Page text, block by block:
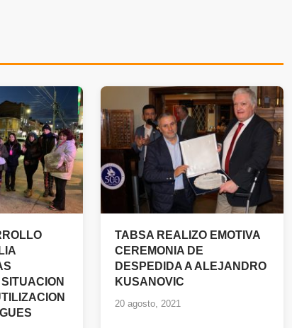
TABSA REALIZO EMOTIVA
CEREMONIA DE
DESPEDIDA A ALEJANDRO
KUSANOVIC
20 agosto, 2021